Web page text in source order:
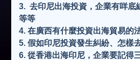
3. ⁠ 去印尼出海投資，企業有咩底
等等
4. ⁠在廣西有什麼投資出海貿易的
5. ⁠假如印尼投資發生糾紛、怎樣
6. ⁠從香港出海印尼，企業要記得